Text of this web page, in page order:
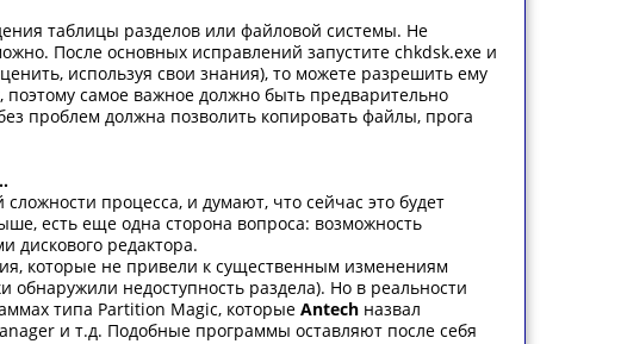
таблицы разделов или файловой системы. Не
После основных исправлений запустите chkdsk.exe и
используя свои знания), то можете разрешить ему
самое важное должно быть предварительно
проблем должна позволить копировать файлы, прога
процесса, и думают, что сейчас это будет
есть еще одна сторона вопроса: возможность
дискового редактора.
которые не привели к существенным изменениям
недоступность раздела). Но в реальности
типа Partition Magic, которые Antech назвал
и т.д. Подобные программы оставляют после себя